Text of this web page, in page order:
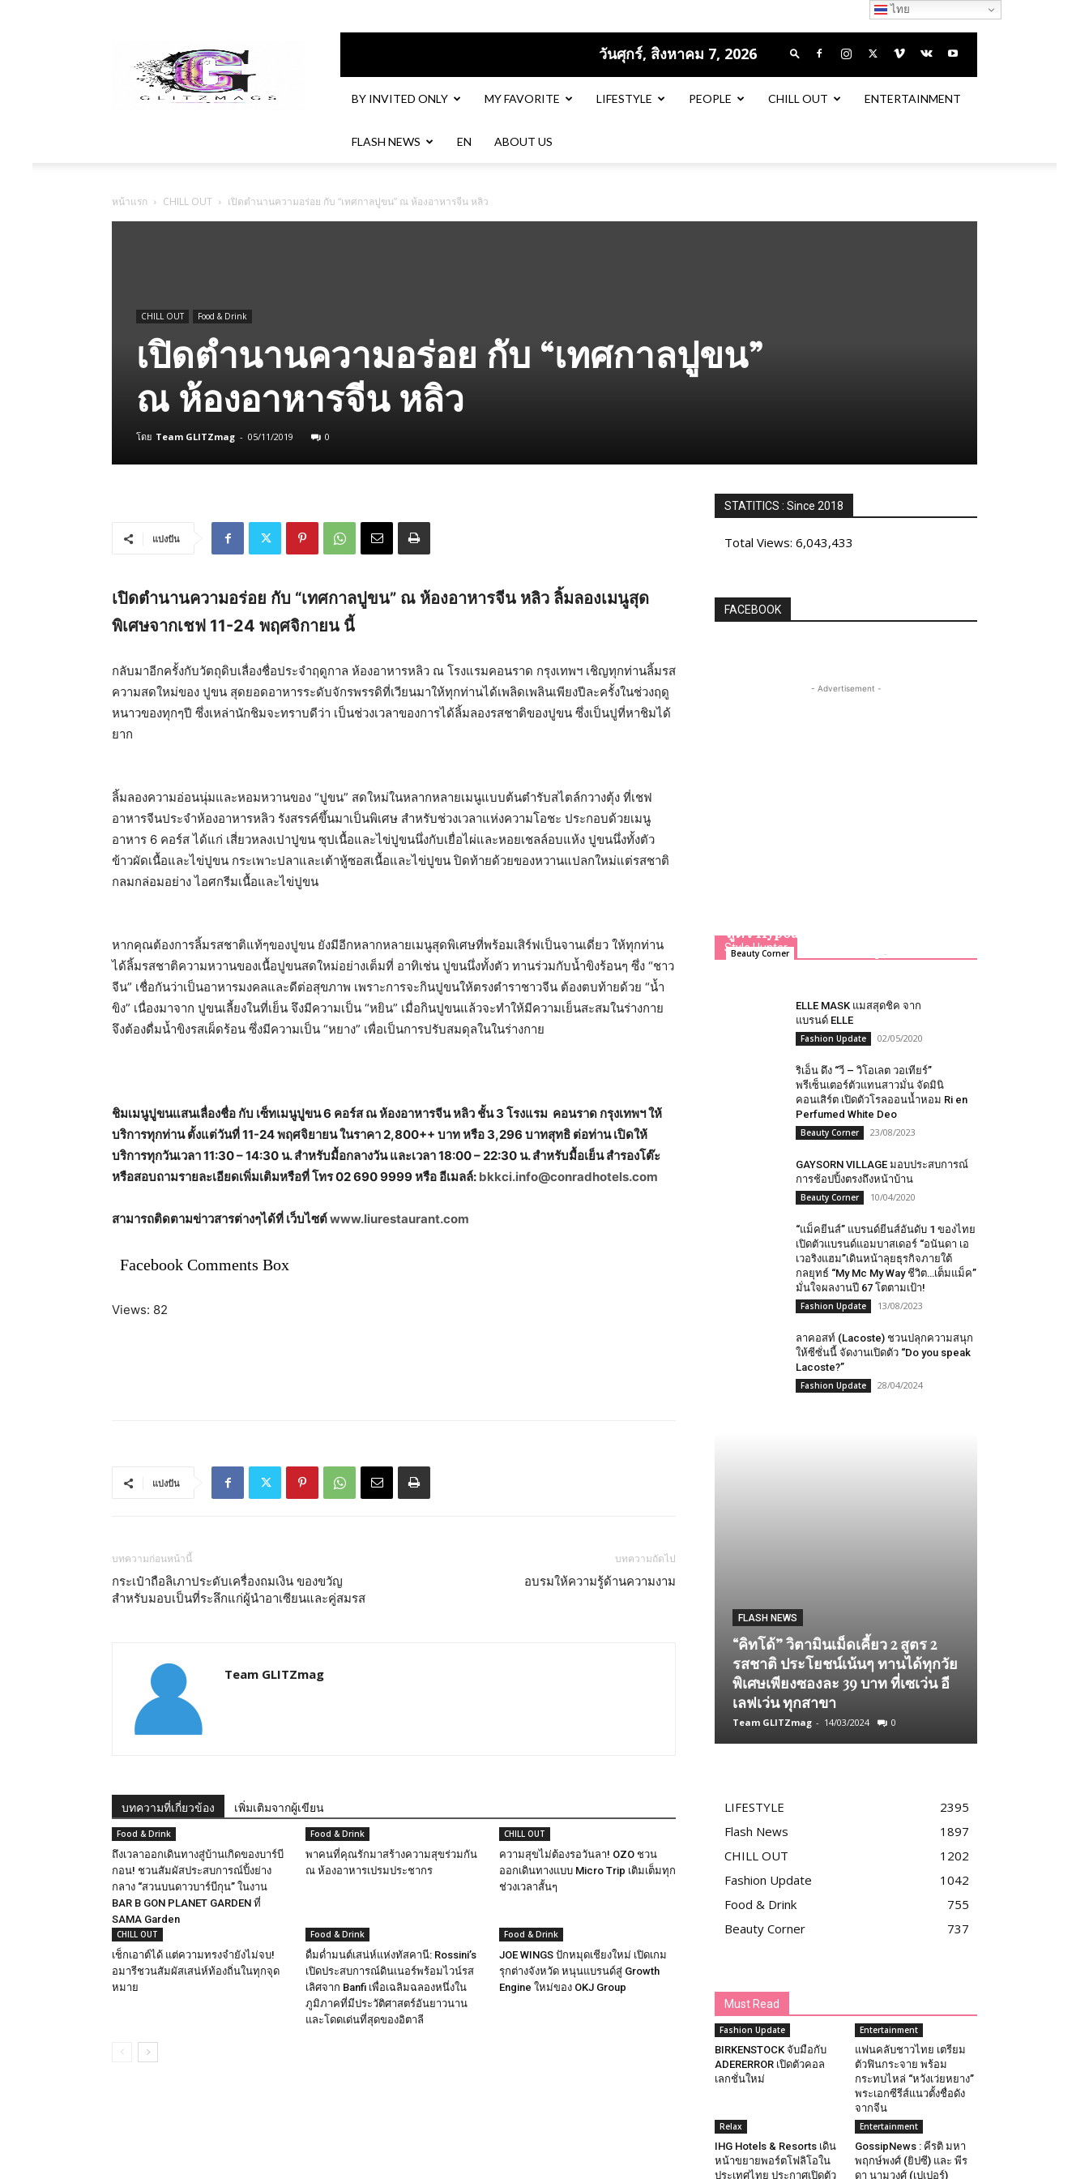
วันศุกร์, สิงหาคม 7, 2026
BY INVITED ONLY MY FAVORITE LIFESTYLE PEOPLE CHILL OUT ENTERTAINMENT
FLASH NEWS EN​ ABOUT US
หน้าแรก CHILL OUT เปิดตำนานความอร่อย กับ “เทศกาลปูขน” ณ ห้องอาหารจีน หลิว
CHILL OUT Food & Drink
เปิดตำนานความอร่อย กับ “เทศกาลปูขน”
ณ ห้องอาหารจีน หลิว
โดย Team GLITZmag - 05/11/2019 0
แบ่งปัน
เปิดตำนานความอร่อย กับ “เทศกาลปูขน” ณ ห้องอาหารจีน หลิว​ ลิ้มลองเมนูสุด
พิเศษจากเชฟ 11-24 พฤศจิกายน นี้
กลับมาอีกครั้งกับวัตถุดิบเลื่องชื่อประจำฤดูกาล ห้องอาหารหลิว ณ โรงแรมคอนราด กรุงเทพฯ เชิญทุกท่านลิ้มรส
ความสดใหม่ของ ปูขน สุดยอดอาหารระดับจักรพรรดิที่เวียนมาให้ทุกท่านได้เพลิดเพลินเพียงปีละครั้งในช่วงฤดู
หนาวของทุกๆปี ซึ่งเหล่านักชิมจะทราบดีว่า เป็นช่วงเวลาของการได้ลิ้มลองรสชาติของปูขน ซึ่งเป็นปูที่หาชิมได้
ยาก
ลิ้มลองความอ่อนนุ่มและหอมหวานของ “ปูขน” สดใหม่ในหลากหลายเมนูแบบต้นตำรับสไตล์กวางตุ้ง ที่เชฟ
อาหารจีนประจำห้องอาหารหลิว รังสรรค์ขึ้นมาเป็นพิเศษ สำหรับช่วงเวลาแห่งความโอชะ ประกอบด้วยเมนู
อาหาร 6 คอร์ส ได้แก่ เสี่ยวหลงเปาปูขน ซุปเนื้อและไข่ปูขนนึ่งกับเยื่อไผ่และหอยเชลล์อบแห้ง ปูขนนึ่งทั้งตัว
ข้าวผัดเนื้อและไข่ปูขน กระเพาะปลาและเต้าหู้ซอสเนื้อและไข่ปูขน ปิดท้ายด้วยของหวานแปลกใหม่แต่รสชาติ
กลมกล่อมอย่าง ไอศกรีมเนื้อและไข่ปูขน
หากคุณต้องการลิ้มรสชาติแท้ๆของปูขน ยังมีอีกหลากหลายเมนูสุดพิเศษที่พร้อมเสิร์ฟเป็นจานเดี่ยว ให้ทุกท่าน
ได้ลิ้มรสชาติความหวานของเนื้อปูขนสดใหม่อย่างเต็มที่ อาทิเช่น ปูขนนึ่งทั้งตัว ทานร่วมกับน้ำขิงร้อนๆ ซึ่ง “ชาว
จีน” เชื่อกันว่าเป็นอาหารมงคลและดีต่อสุขภาพ เพราะการจะกินปูขนให้ตรงตำราชาวจีน ต้องตบท้ายด้วย “น้ำ
ขิง” เนื่องมาจาก ปูขนเลี้ยงในที่เย็น จึงมีความเป็น “หยิน” เมื่อกินปูขนแล้วจะทำให้มีความเย็นสะสมในร่างกาย
จึงต้องดื่มน้ำขิงรสเผ็ดร้อน ซึ่งมีความเป็น “หยาง” เพื่อเป็นการปรับสมดุลในในร่างกาย
ชิมเมนูปูขนแสนเลื่องชื่อ กับ เซ็ทเมนูปูขน 6 คอร์ส ณ ห้องอาหารจีน หลิว ชั้น 3 โรงแรม คอนราด กรุงเทพฯ ให้
บริการทุกท่าน ตั้งแต่วันที่ 11-24 พฤศจิยายน ในราคา 2,800++ บาท หรือ 3,296 บาทสุทธิ ต่อท่าน เปิดให้
บริการทุกวันเวลา 11:30 – 14:30 น. สำหรับมื้อกลางวัน และเวลา 18:00 – 22:30 น. สำหรับมื้อเย็น สำรองโต๊ะ
หรือสอบถามรายละเอียดเพิ่มเติมหรือที่ โทร 02 690 9999 หรือ อีเมลล์: bkkci.info@conradhotels.com
สามารถติดตามข่าวสารต่างๆได้ที่ เว็บไซต์www.liurestaurant.com
Facebook Comments Box
Views: 82
แบ่งปัน
บทความก่อนหน้านี้
กระเป๋าถือลิเภาประดับเครื่องถมเงิน ของขวัญ
สำหรับมอบเป็นที่ระลึกแก่ผู้นำอาเซียนและคู่สมรส
บทความถัดไป
อบรมให้ความรู้ด้านความงาม
Team GLITZmag
บทความที่เกี่ยวข้อง เพิ่มเติมจากผู้เขียน
Food & Drink
ถึงเวลาออกเดินทางสู่บ้านเกิดของบาร์บี
กอน! ชวนสัมผัสประสบการณ์ปิ้งย่าง
กลาง “สวนบนดาวบาร์บีกุน” ในงาน
BAR B GON PLANET GARDEN ที่
SAMA Garden
Food & Drink
พาคนที่คุณรักมาสร้างความสุขร่วมกัน
ณ ห้องอาหารเปรมประชากร
CHILL OUT
ความสุขไม่ต้องรอวันลา! OZO ชวน
ออกเดินทางแบบ Micro Trip เติมเต็มทุก
ช่วงเวลาสั้นๆ
CHILL OUT
เช็กเอาต์ได้ แต่ความทรงจำยังไม่จบ!
อมารีชวนสัมผัสเสน่ห์ท้องถิ่นในทุกจุด
หมาย
Food & Drink
ดื่มด่ำมนต์เสน่ห์แห่งทัสคานี: Rossini’s
เปิดประสบการณ์ดินเนอร์พร้อมไวน์รส
เลิศจาก Banfi เพื่อเฉลิมฉลองหนึ่งใน
ภูมิภาคที่มีประวัติศาสตร์อันยาวนาน
และโดดเด่นที่สุดของอิตาลี
Food & Drink
JOE WINGS ปักหมุดเชียงใหม่ เปิดเกม
รุกต่างจังหวัด หนุนแบรนด์สู่ Growth
Engine ใหม่ของ OKJ Group
STATITICS : Since 2018
Total Views: 6,043,433
FACEBOOK
- Advertisement -
Style Hunter
สูตร Hypoallergenic เพื่อทุกสภาพผิว
Beauty Corner -
ELLE MASK แมสสุดชิค จาก
แบรนด์ ELLE
Fashion Update 02/05/2020
ริเอ็น ดึง “วี – วิโอเลต วอเทียร์”
พรีเซ็นเตอร์ตัวแทนสาวมั่น จัดมินิ
คอนเสิร์ต เปิดตัวโรลออนน้ำหอม Ri en
Perfumed White Deo
Beauty Corner 23/08/2023
GAYSORN VILLAGE มอบประสบการณ์
การช้อปปิ้งตรงถึงหน้าบ้าน
Beauty Corner 10/04/2020
“แม็คยีนส์” แบรนด์ยีนส์อันดับ 1 ของไทย
เปิดตัวแบรนด์แอมบาสเดอร์ “อนันดา เอ
เวอริงแฮม”เดินหน้าลุยธุรกิจภายใต้
กลยุทธ์ “My Mc My Way ชีวิต…เต็มแม็ค”
มั่นใจผลงานปี 67 โตตามเป้า!
Fashion Update 13/08/2023
ลาคอสท์ (Lacoste) ชวนปลุกความสนุก
ให้ซีซั่นนี้ จัดงานเปิดตัว “Do you speak
Lacoste?”
Fashion Update 28/04/2024
FLASH NEWS
“คิทโด้” วิตามินเม็ดเคี้ยว 2 สูตร 2
รสชาติ ประโยชน์เน้นๆ ทานได้ทุกวัย
พิเศษเพียงซองละ 39 บาท ที่เซเว่น อี
เลฟเว่น ทุกสาขา
Team GLITZmag - 14/03/2024 0
LIFESTYLE
2395
Flash News
1897
CHILL OUT
1202
Fashion Update
1042
Food & Drink
755
Beauty Corner
737
Must Read
Fashion Update
BIRKENSTOCK จับมือกับ
ADERERROR เปิดตัวคอล
เลกชั่นใหม่
Entertainment
แฟนคลับชาวไทย เตรียม
ตัวฟินกระจาย พร้อม
กระทบไหล่ “หวังเว่ยหยาง”
พระเอกซีรีส์แนวตั้งชื่อดัง
จากจีน
Relax
IHG Hotels & Resorts เดิน
หน้าขยายพอร์ตโฟลิโอใน
ประเทศไทย ประกาศเปิดตัว
Entertainment
GossipNews : คีรติ มหา
พฤกษ์พงศ์ (ยิปซี) และ พีร
ดา นามวงศ์ (เปเปอร์)
ไทย